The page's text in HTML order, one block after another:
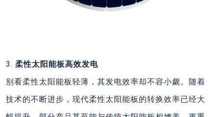
3. 柔性太阳能板‌高效发电‌
别看柔性太阳能板轻薄，其发电效率却不容小觑。随着
技术的不断进步，现代柔性太阳能板的转换效率已经大